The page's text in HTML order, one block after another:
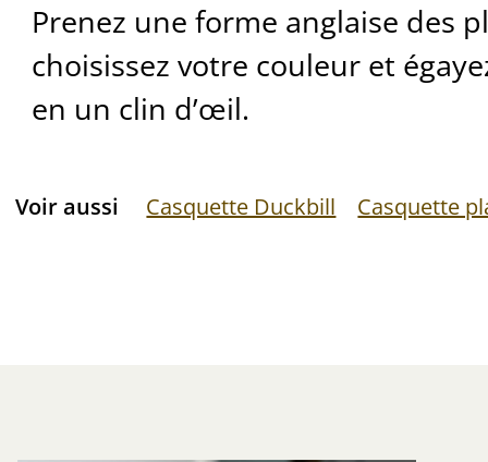
Prenez une forme anglaise des
choisissez votre couleur et
en un clin d’œil.
Voir aussi Casquette Duckbill Casquette